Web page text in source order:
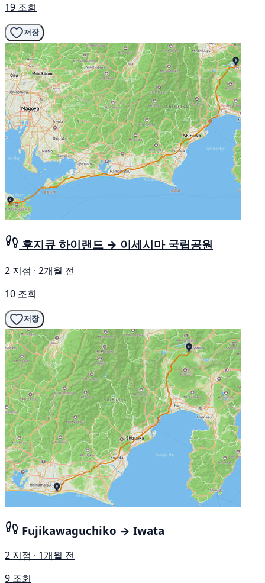
19 조회
저장
후지큐 하이랜드 → 이세시마 국립공원
2 지점 · 2개월 전
10 조회
저장
Fujikawaguchiko → Iwata
2 지점 · 1개월 전
9 조회